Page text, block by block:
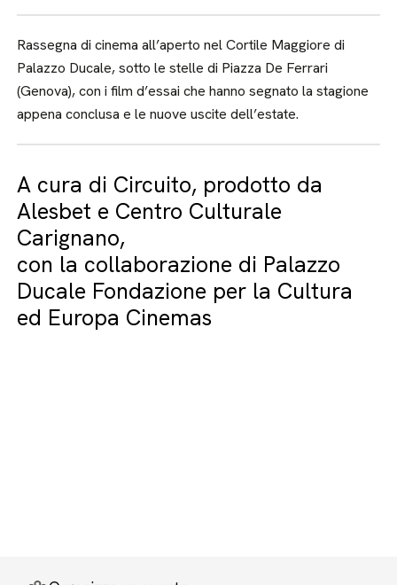
Rassegna di cinema all’aperto nel Cortile Maggiore di
Palazzo Ducale, sotto le stelle di Piazza De Ferrari
(Genova), con i film d’essai che hanno segnato la stagione
appena conclusa e le nuove uscite dell’estate.
A cura di Circuito, prodotto da
Alesbet e Centro Culturale
Carignano,
con la collaborazione di Palazzo
Ducale Fondazione per la Cultura
ed Europa Cinemas